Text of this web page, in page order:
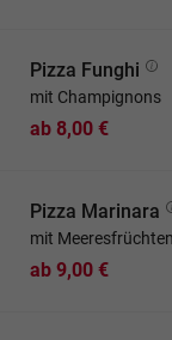
Pizza Funghi
mit Champignons
ab 8,00 €
Pizza Marinara
mit Meeresfrüchten
ab 9,00 €